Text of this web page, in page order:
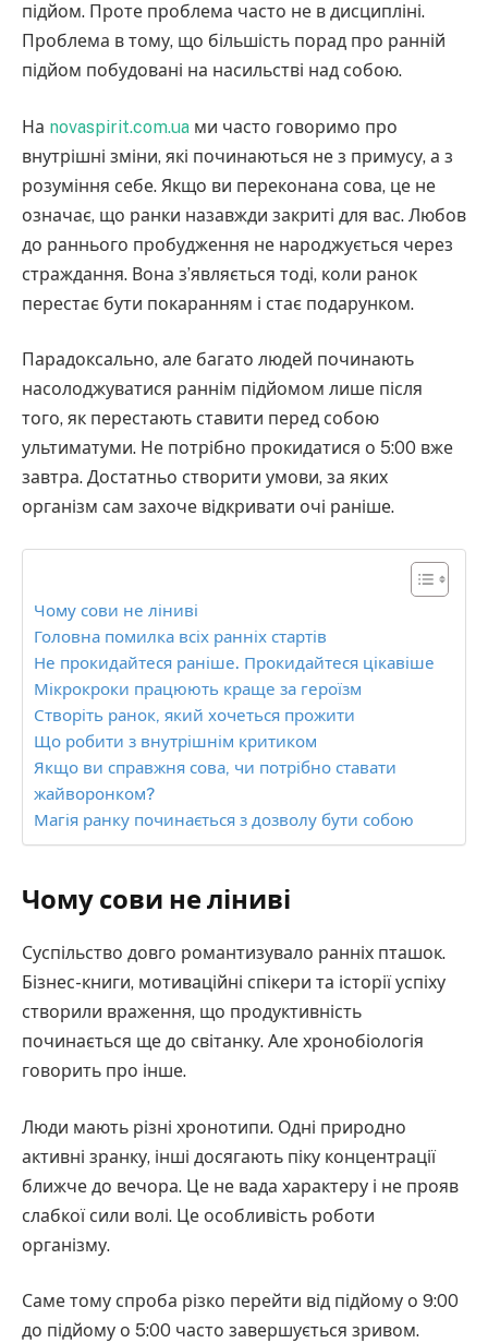
підйом. Проте проблема часто не в дисципліні.
Проблема в тому, що більшість порад про ранній
підйом побудовані на насильстві над собою.
На novaspirit.com.ua ми часто говоримо про
внутрішні зміни, які починаються не з примусу, а з
розуміння себе. Якщо ви переконана сова, це не
означає, що ранки назавжди закриті для вас. Любов
до раннього пробудження не народжується через
страждання. Вона з’являється тоді, коли ранок
перестає бути покаранням і стає подарунком.
Парадоксально, але багато людей починають
насолоджуватися раннім підйомом лише після
того, як перестають ставити перед собою
ультиматуми. Не потрібно прокидатися о 5:00 вже
завтра. Достатньо створити умови, за яких
організм сам захоче відкривати очі раніше.
Чому сови не ліниві
Головна помилка всіх ранніх стартів
Не прокидайтеся раніше. Прокидайтеся цікавіше
Мікрокроки працюють краще за героїзм
Створіть ранок, який хочеться прожити
Що робити з внутрішнім критиком
Якщо ви справжня сова, чи потрібно ставати
жайворонком?
Магія ранку починається з дозволу бути собою
Чому сови не ліниві
Суспільство довго романтизувало ранніх пташок.
Бізнес-книги, мотиваційні спікери та історії успіху
створили враження, що продуктивність
починається ще до світанку. Але хронобіологія
говорить про інше.
Люди мають різні хронотипи. Одні природно
активні зранку, інші досягають піку концентрації
ближче до вечора. Це не вада характеру і не прояв
слабкої сили волі. Це особливість роботи
організму.
Саме тому спроба різко перейти від підйому о 9:00
до підйому о 5:00 часто завершується зривом.